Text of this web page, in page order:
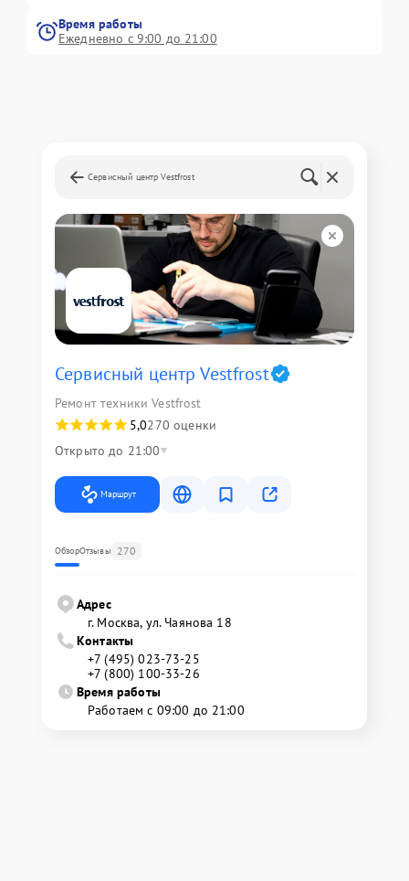
Время работы
Ежедневно с 9:00 до 21:00
Сервисный центр Vestfrost
Сервисный центр Vestfrost
Ремонт техники Vestfrost
5,0270 оценки
Открыто до 21:00
Маршрут
ОбзорОтзывы 270
Адрес
г. Москва, ул. Чаянова 18
Контакты
+7 (495) 023-73-25
+7 (800) 100-33-26
Время работы
Работаем с 09:00 до 21:00